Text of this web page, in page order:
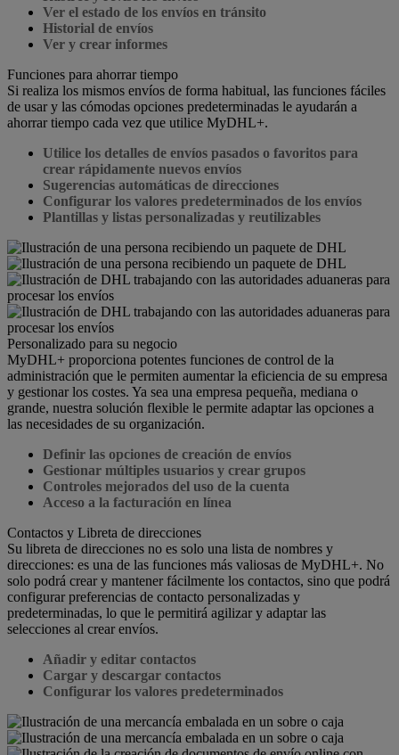
Ver el estado de los envíos en tránsito
Historial de envíos
Ver y crear informes
Funciones para ahorrar tiempo
Si realiza los mismos envíos de forma habitual, las funciones fáciles
de usar y las cómodas opciones predeterminadas le ayudarán a
ahorrar tiempo cada vez que utilice MyDHL+.
Utilice los detalles de envíos pasados o favoritos para
crear rápidamente nuevos envíos
Sugerencias automáticas de direcciones
Configurar los valores predeterminados de los envíos
Plantillas y listas personalizadas y reutilizables
Personalizado para su negocio
MyDHL+ proporciona potentes funciones de control de la
administración que le permiten aumentar la eficiencia de su empresa
y gestionar los costes. Ya sea una empresa pequeña, mediana o
grande, nuestra solución flexible le permite adaptar las opciones a
las necesidades de su organización.
Definir las opciones de creación de envíos
Gestionar múltiples usuarios y crear grupos
Controles mejorados del uso de la cuenta
Acceso a la facturación en línea
Contactos y Libreta de direcciones
Su libreta de direcciones no es solo una lista de nombres y
direcciones: es una de las funciones más valiosas de MyDHL+. No
solo podrá crear y mantener fácilmente los contactos, sino que podrá
configurar preferencias de contacto personalizadas y
predeterminadas, lo que le permitirá agilizar y adaptar las
selecciones al crear envíos.
Añadir y editar contactos
Cargar y descargar contactos
Configurar los valores predeterminados